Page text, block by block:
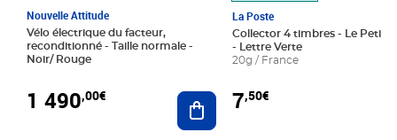
Nouvelle Attitude
Vélo électrique du facteur,
reconditionné - Taille normale -
Noir/ Rouge
1 490,00€ Ajouter au panier
La Poste
Collector 4 timbres - Le Petit
- Lettre Verte
20g / France
7,50€